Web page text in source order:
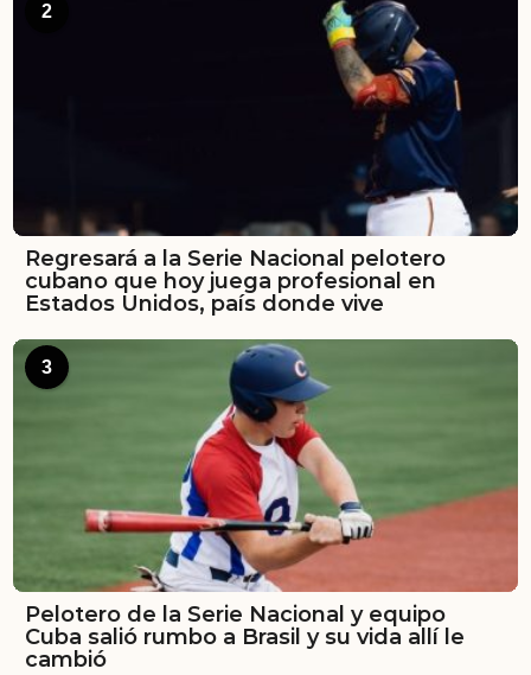
2
Regresará a la Serie Nacional pelotero
cubano que hoy juega profesional en
Estados Unidos, país donde vive
3
Pelotero de la Serie Nacional y equipo
Cuba salió rumbo a Brasil y su vida allí le
cambió